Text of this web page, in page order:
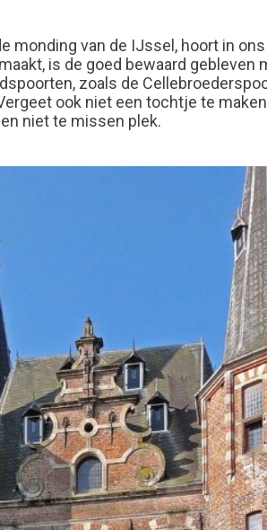
monding van de IJssel, hoort in
is de goed bewaard
zoals de
ook niet een tochtje te
niet te missen plek.